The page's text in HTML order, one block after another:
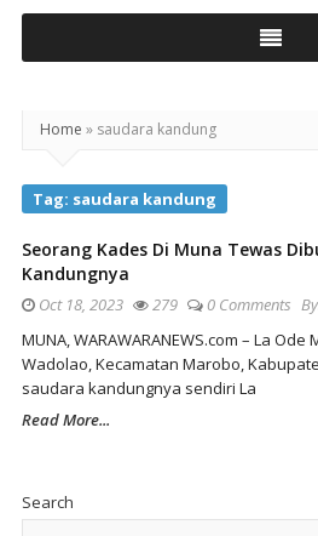
Home » saudara kandung
Tag: saudara kandung
Seorang Kades Di Muna Tewas
Kandungnya
Oct 18, 2023 279 0 Comments
MUNA, WARAWARANEWS.com – La
Wadolao, Kecamatan Marobo,
saudara kandungnya sendiri La
Read More...
Search